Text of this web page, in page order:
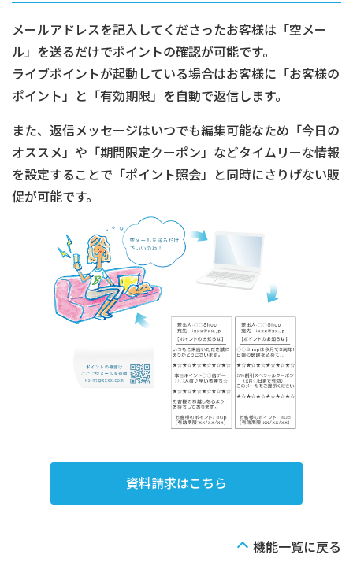
メールアドレスを記入してくださったお客様は「空メー
ル」を送るだけでポイントの確認が可能です。
ライブポイントが起動している場合はお客様に「お客様の
ポイント」と「有効期限」を自動で返信します。
また、返信メッセージはいつでも編集可能なため「今日の
オススメ」や「期間限定クーポン」などタイムリーな情報
を設定することで「ポイント照会」と同時にさりげない販
促が可能です。
資料請求はこちら
機能一覧に戻る